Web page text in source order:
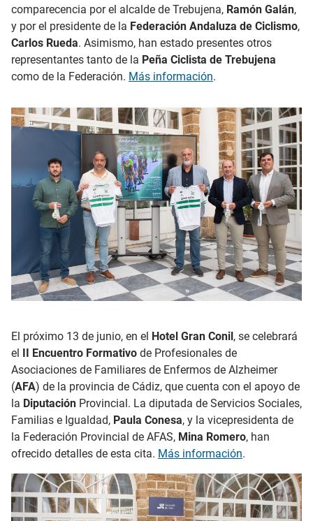
comparecencia por el alcalde de Trebujena, Ramón Galán,
y por el presidente de la Federación Andaluza de Ciclismo,
Carlos Rueda. Asimismo, han estado presentes otros
representantes tanto de la Peña Ciclista de Trebujena
como de la Federación. Más información.
El próximo 13 de junio, en el Hotel Gran Conil , se celebrará
el
II Encuentro Formativo de Profesionales de
Asociaciones de Familiares de Enfermos de Alzheimer
(AFA) de la provincia de Cádiz, que cuenta con el apoyo de
la Diputación Provincial. La diputada de Servicios Sociales,
Familias e Igualdad, Paula Conesa, y la vicepresidenta de
la Federación Provincial de AFAS, Mina Romero, han
ofrecido detalles de esta cita. Más información.